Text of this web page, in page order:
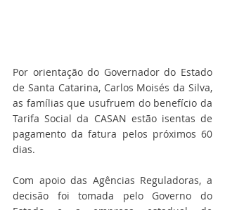
Por orientação do Governador do Estado
de Santa Catarina, Carlos Moisés da Silva,
as famílias que usufruem do benefício da
Tarifa Social da CASAN estão isentas de
pagamento da fatura pelos próximos 60
dias.
Com apoio das Agências Reguladoras, a
decisão foi tomada pelo Governo do